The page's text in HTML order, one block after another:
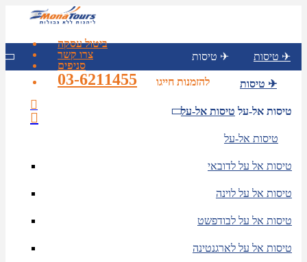
ביטול עסקה
צרו קשר
סניפים
להזמנות חייגו
03-6211455
טיסות ✈ טיסות ✈
טיסות ✈
טיסות אל-על טיסות אל-על
טיסות אל-על
טיסות אל על לדובאי
טיסות אל על לוינה
טיסות אל על לבודפשט
טיסות אל על לארגנטינה